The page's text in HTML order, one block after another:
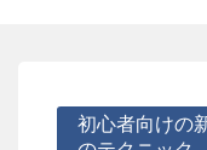
初心者向けの